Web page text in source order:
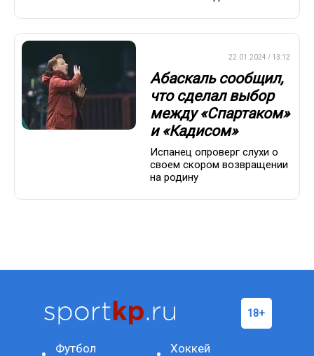
22.01.2024 / 13:12
Абаскаль сообщил,
что сделал выбор
между «Спартаком»
и «Кадисом»
Испанец опроверг слухи о
своем скором возвращении
на родину
Футбол Хоккей